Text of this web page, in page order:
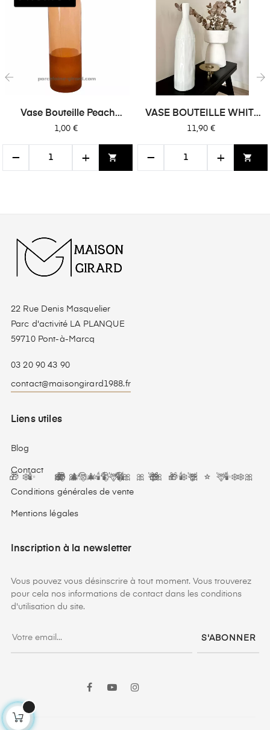
Vase Bouteille Peach
Verre...
Prix
1,00 €
− + shopping_cart
VASE BOUTEILLE WHITE
7.5X31CM
Prix
11,90 €
− + shopping_cart
22 Rue Denis Masquelier
Parc d'activité LA PLANQUE
59710 Pont-à-Marcq
03 20 90 43 90
contact@maisongirard1988.fr
Liens utiles
Blog
Contact
Conditions générales de vente
Mentions légales
Inscription à la newsletter
Vous pouvez vous désinscrire à tout moment. Vous trouverez
pour cela nos informations de contact dans les conditions
d'utilisation du site.
S'ABONNER
FacebookYouTube
❄️
🎄 ✨
🕯️ 🎁
🎀 🎀
🎀 🦌
🕯️
🎄
🎅
🕯️ ✨ ⭐
⭐
✨
🎁 🎀
🎁 🎅
🕯️ ❄️
🎀 🦌 ⭐ ❄️
🦌 🕯️
🎅 ✨
🎅 ⭐
🕯️ 🎁 🦌
✨ 🕯️ 🎀
🎁 🎁